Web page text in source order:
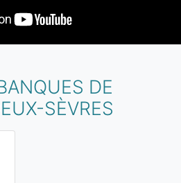
DE
SÈVRES